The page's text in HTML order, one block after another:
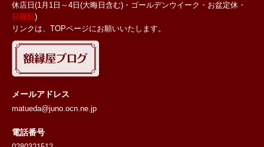
休店日(1月1日～4日(大晦日含む)・ゴールデンウイーク・お盆定休・
日曜日 )
リンクは、TOPページにお願いいたします。
メールアドレス
matueda@juno.ocn.ne.jp
電話番号